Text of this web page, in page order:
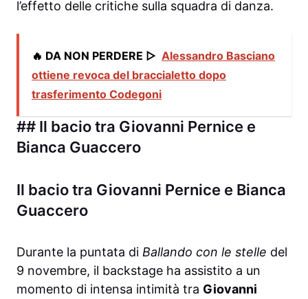
l’effetto delle critiche sulla squadra di danza.
🔥 DA NON PERDERE ▷ Alessandro Basciano
ottiene revoca del braccialetto dopo
trasferimento Codegoni
## Il bacio tra Giovanni Pernice e
Bianca Guaccero
Il bacio tra Giovanni Pernice e Bianca
Guaccero
Durante la puntata di Ballando con le stelle del
9 novembre, il backstage ha assistito a un
momento di intensa intimità tra Giovanni